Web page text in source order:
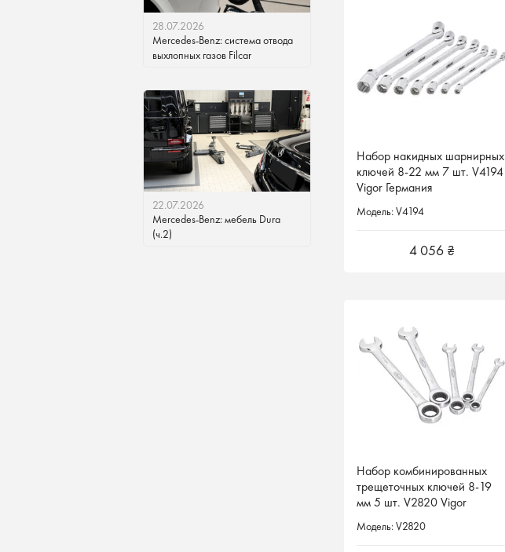
28.07.2026
Mercedes-Benz: система отвода
выхлопных газов Filcar
22.07.2026
Mercedes-Benz: мебель Dura
(ч.2)
Набор накидных шарнирных
ключей 8-22 мм 7 шт. V4194
Vigor Германия
Модель: V4194
4 056 ₴
Набор накидных шарнирных
ключей 8-22 мм 7 шт. V4194
Vigor Германия
Модель: V4194
4 056 ₴
Набор комбинированных
трещеточных ключей 8-19
мм 5 шт. V2820 Vigor
Модель: V2820
Набор комбинированных
трещеточных ключей 8-19
мм 5 шт. V2820 Vigor
Модель: V2820